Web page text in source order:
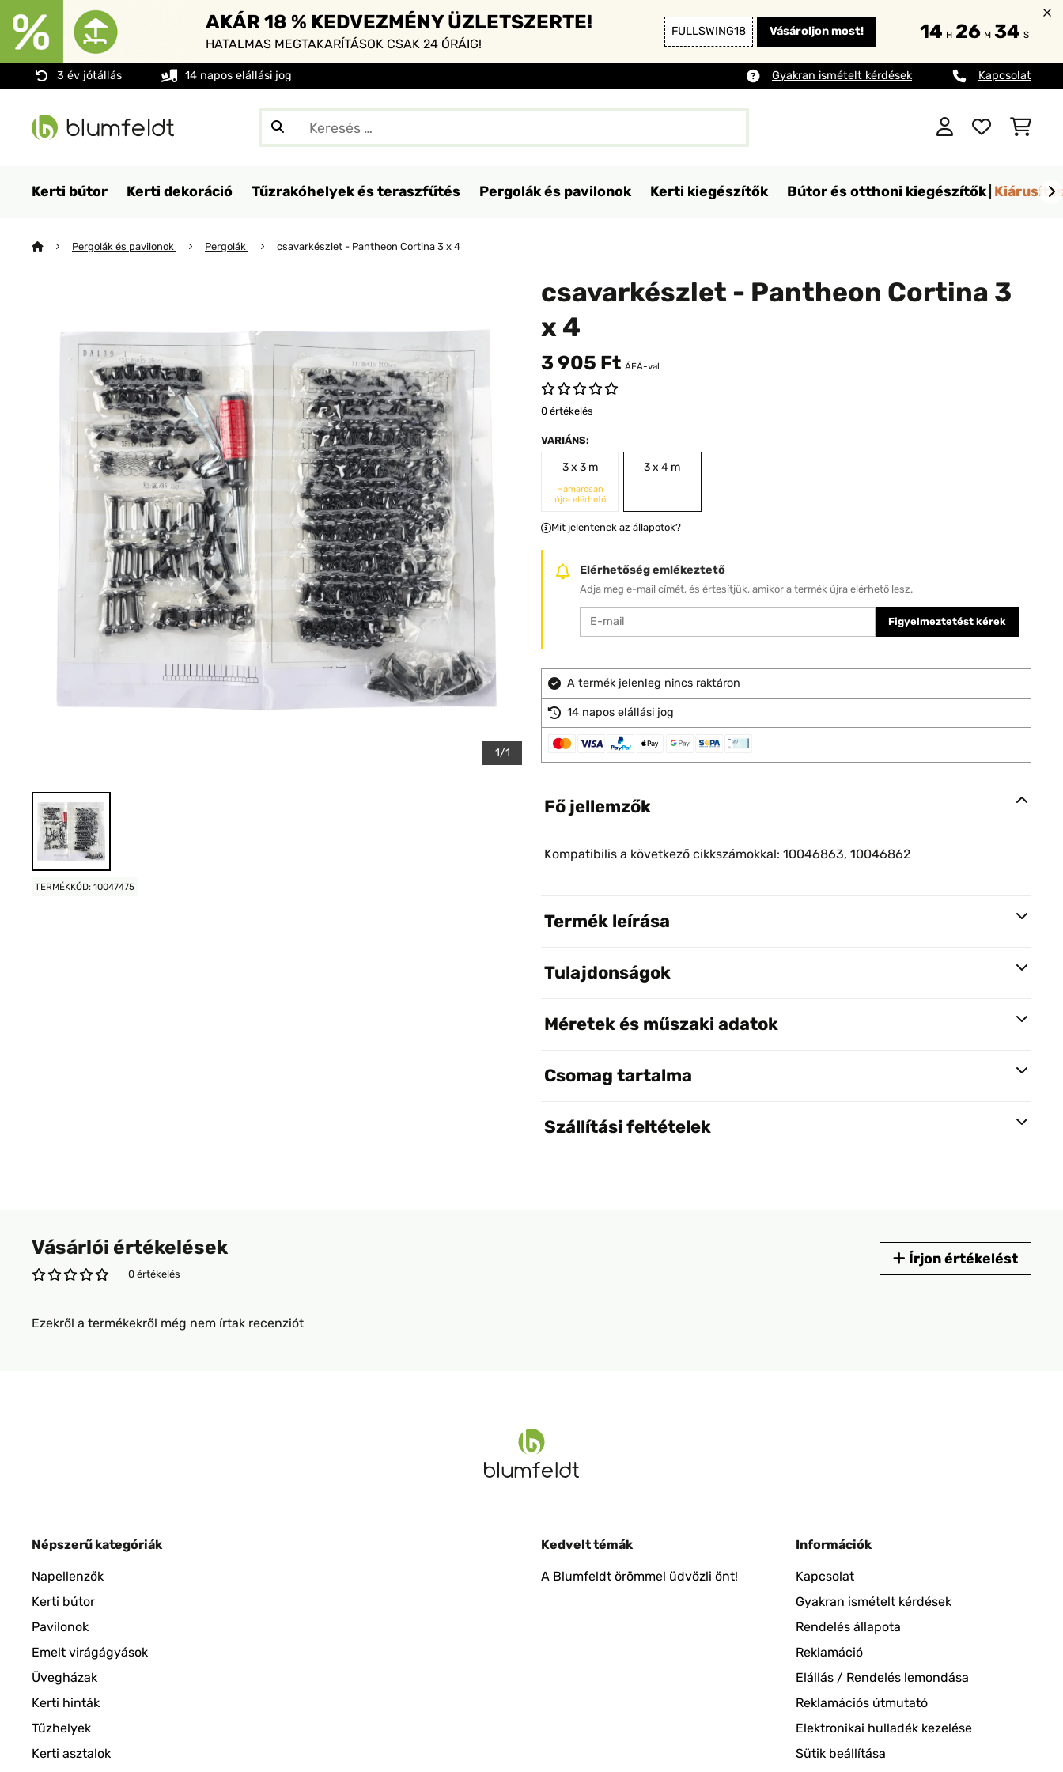
AKÁR 18 % KEDVEZMÉNY ÜZLETSZERTE!
HATALMAS MEGTAKARÍTÁSOK CSAK 24 ÓRÁIG!
FULLSWING18 Vásároljon most! 14 H 26 M 33 S
3 év jótállás 14 napos elállási jog Gyakran ismételt kérdések Kapcsolat
Kerti bútor Kerti dekoráció Tűzrakóhelyek és teraszfűtés Pergolák és pavilonok Kerti kiegészítők Bútor és otthoni kiegészítők
Pergolák és pavilonok Pergolák csavarkészlet - Pantheon Cortina 3 x 4
1/1
TERMÉKKÓD: 10047475
csavarkészlet - Pantheon Cortina 3
x 4
3 905 Ft ÁFÁ-val
0 értékelés
VARIÁNS:
3 x 3 m
Hamarosan
újra elérhető
3 x 4 m
Mit jelentenek az állapotok?
Elérhetőség emlékeztető
Adja meg e-mail címét, és értesítjük, amikor a termék újra elérhető lesz.
Figyelmeztetést kérek
A termék jelenleg nincs raktáron
14 napos elállási jog
Fő jellemzők
Kompatibilis a következő cikkszámokkal: 10046863, 10046862
Termék leírása
Tulajdonságok
Méretek és műszaki adatok
Csomag tartalma
Szállítási feltételek
Vásárlói értékelések
0 értékelés
Írjon értékelést
Ezekről a termékekről még nem írtak recenziót
Népszerű kategóriák
Napellenzők
Kerti bútor
Pavilonok
Emelt virágágyások
Üvegházak
Kerti hinták
Tűzhelyek
Kerti asztalok
Kedvelt témák
A Blumfeldt örömmel üdvözli önt!
Információk
Kapcsolat
Gyakran ismételt kérdések
Rendelés állapota
Reklamáció
Elállás / Rendelés lemondása
Reklamációs útmutató
Elektronikai hulladék kezelése
Sütik beállítása